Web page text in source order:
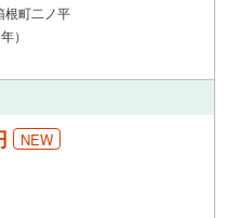
根町二ノ平
）
NEW